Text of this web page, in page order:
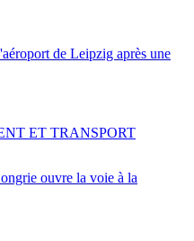
de Leipzig après une
ouvre la voie à la
ET TRANSPORT